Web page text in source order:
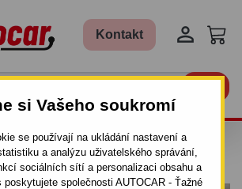
si Vašeho soukromí
se používají na ukládání nastavení a
a analýzu uživatelského správání,
sociálních sítí a personalizaci obsahu a
poskytujete společnosti AUTOCAR - Ťažné
Kontakt 
PRO VOLKSWAGEN
SYSTÉM